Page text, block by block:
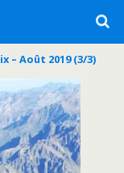
– Août 2019 (3/3)